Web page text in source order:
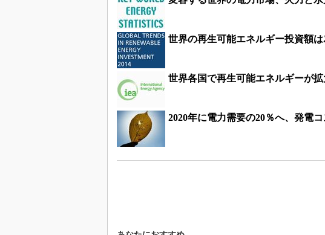
世界の再生可能エネルギー投資額
世界各国で再生可能エネルギーが
2020年に電力需要の20％へ、発電